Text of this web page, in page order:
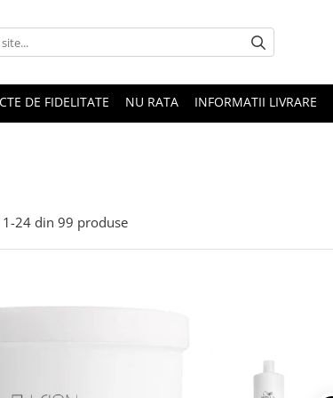
DE FIDELITATE NU RATA INFORMATII LIVRARE
1-24 din 99 produse